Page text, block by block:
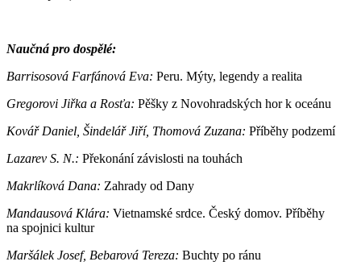
Naučná pro dospělé:
Barrisosová Farfánová Eva: Peru. Mýty, legendy a realita
Gregorovi Jiřka a Rosťa: Pěšky z Novohradských hor k oceánu
Kovář Daniel, Šindelář Jiří, Thomová Zuzana: Příběhy podzemí
Lazarev S. N.: Překonání závislosti na touhách
Makrlíková Dana: Zahrady od Dany
Mandausová Klára: Vietnamské srdce. Český domov. Příběhy
na spojnici kultur
Maršálek Josef, Bebarová Tereza: Buchty po ránu